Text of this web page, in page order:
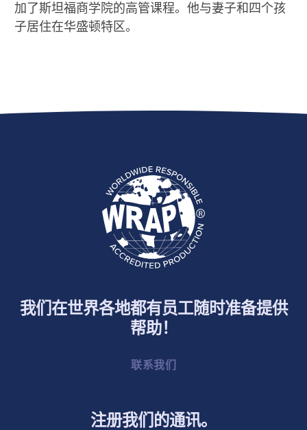
加了斯坦福商学院的高管课程。他与妻子和四个孩
子居住在华盛顿特区。
我们在世界各地都有员工随时准备提供
帮助！
联系我们
注册我们的通讯。